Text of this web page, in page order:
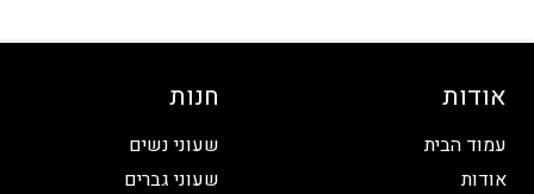
אודות
עמוד הבית
אודות
חנות
שעוני נשים
שעוני גברים